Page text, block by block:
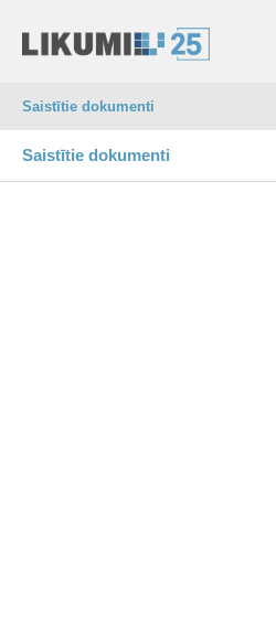
Saistītie dokumenti
Saistītie dokumenti